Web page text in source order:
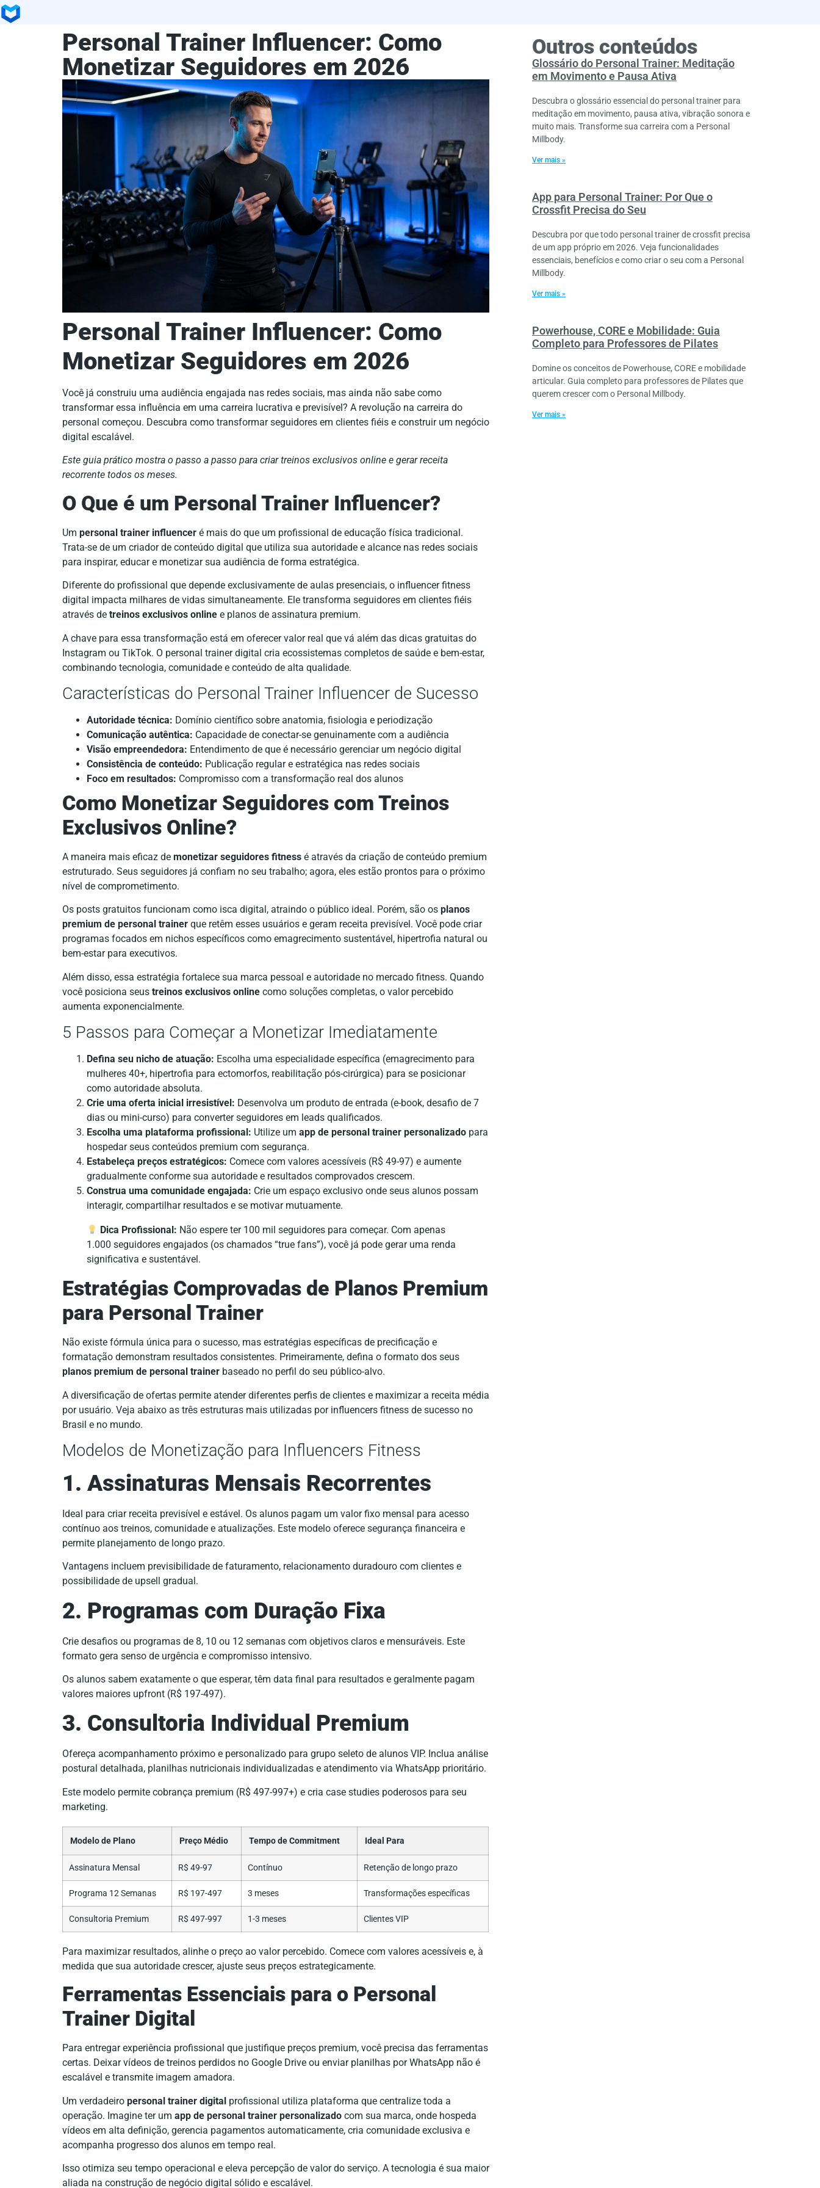
Personal Trainer Influencer: Como
Monetizar Seguidores em 2026
Personal Trainer Influencer: Como
Monetizar Seguidores em 2026
Você já construiu uma audiência engajada nas redes sociais, mas ainda não sabe como
transformar essa influência em uma carreira lucrativa e previsível? A revolução na carreira do
personal começou. Descubra como transformar seguidores em clientes fiéis e construir um negócio
digital escalável.
Este guia prático mostra o passo a passo para criar treinos exclusivos online e gerar receita
recorrente todos os meses.
O Que é um Personal Trainer Influencer?
Um personal trainer influencer é mais do que um profissional de educação física tradicional.
Trata-se de um criador de conteúdo digital que utiliza sua autoridade e alcance nas redes sociais
para inspirar, educar e monetizar sua audiência de forma estratégica.
Diferente do profissional que depende exclusivamente de aulas presenciais, o influencer fitness
digital impacta milhares de vidas simultaneamente. Ele transforma seguidores em clientes fiéis
através de treinos exclusivos online e planos de assinatura premium.
A chave para essa transformação está em oferecer valor real que vá além das dicas gratuitas do
Instagram ou TikTok. O personal trainer digital cria ecossistemas completos de saúde e bem-estar,
combinando tecnologia, comunidade e conteúdo de alta qualidade.
Características do Personal Trainer Influencer de Sucesso
Autoridade técnica: Domínio científico sobre anatomia, fisiologia e periodização
Comunicação autêntica: Capacidade de conectar-se genuinamente com a audiência
Visão empreendedora: Entendimento de que é necessário gerenciar um negócio digital
Consistência de conteúdo: Publicação regular e estratégica nas redes sociais
Foco em resultados: Compromisso com a transformação real dos alunos
Como Monetizar Seguidores com Treinos
Exclusivos Online?
A maneira mais eficaz de monetizar seguidores fitness é através da criação de conteúdo premium
estruturado. Seus seguidores já confiam no seu trabalho; agora, eles estão prontos para o próximo
nível de comprometimento.
Os posts gratuitos funcionam como isca digital, atraindo o público ideal. Porém, são os planos
premium de personal trainer que retêm esses usuários e geram receita previsível. Você pode criar
programas focados em nichos específicos como emagrecimento sustentável, hipertrofia natural ou
bem-estar para executivos.
Além disso, essa estratégia fortalece sua marca pessoal e autoridade no mercado fitness. Quando
você posiciona seus treinos exclusivos online como soluções completas, o valor percebido
aumenta exponencialmente.
5 Passos para Começar a Monetizar Imediatamente
Defina seu nicho de atuação: Escolha uma especialidade específica (emagrecimento para
mulheres 40+, hipertrofia para ectomorfos, reabilitação pós-cirúrgica) para se posicionar
como autoridade absoluta.
Crie uma oferta inicial irresistível: Desenvolva um produto de entrada (e-book, desafio de 7
dias ou mini-curso) para converter seguidores em leads qualificados.
Escolha uma plataforma profissional: Utilize um app de personal trainer personalizado para
hospedar seus conteúdos premium com segurança.
Estabeleça preços estratégicos: Comece com valores acessíveis (R$ 49-97) e aumente
gradualmente conforme sua autoridade e resultados comprovados crescem.
Construa uma comunidade engajada: Crie um espaço exclusivo onde seus alunos possam
interagir, compartilhar resultados e se motivar mutuamente.
Dica Profissional: Não espere ter 100 mil seguidores para começar. Com apenas
1.000 seguidores engajados (os chamados “true fans”), você já pode gerar uma renda
significativa e sustentável.
Estratégias Comprovadas de Planos Premium
para Personal Trainer
Não existe fórmula única para o sucesso, mas estratégias específicas de precificação e
formatação demonstram resultados consistentes. Primeiramente, defina o formato dos seus
planos premium de personal trainer baseado no perfil do seu público-alvo.
A diversificação de ofertas permite atender diferentes perfis de clientes e maximizar a receita média
por usuário. Veja abaixo as três estruturas mais utilizadas por influencers fitness de sucesso no
Brasil e no mundo.
Modelos de Monetização para Influencers Fitness
1. Assinaturas Mensais Recorrentes
Ideal para criar receita previsível e estável. Os alunos pagam um valor fixo mensal para acesso
contínuo aos treinos, comunidade e atualizações. Este modelo oferece segurança financeira e
permite planejamento de longo prazo.
Vantagens incluem previsibilidade de faturamento, relacionamento duradouro com clientes e
possibilidade de upsell gradual.
2. Programas com Duração Fixa
Crie desafios ou programas de 8, 10 ou 12 semanas com objetivos claros e mensuráveis. Este
formato gera senso de urgência e compromisso intensivo.
Os alunos sabem exatamente o que esperar, têm data final para resultados e geralmente pagam
valores maiores upfront (R$ 197-497).
3. Consultoria Individual Premium
Ofereça acompanhamento próximo e personalizado para grupo seleto de alunos VIP. Inclua análise
postural detalhada, planilhas nutricionais individualizadas e atendimento via WhatsApp prioritário.
Este modelo permite cobrança premium (R$ 497-997+) e cria case studies poderosos para seu
marketing.
Modelo de Plano Preço Médio Tempo de Commitment Ideal Para
Assinatura Mensal R$ 49-97 Contínuo Retenção de longo prazo
Programa 12 Semanas R$ 197-497 3 meses Transformações específicas
Consultoria Premium R$ 497-997 1-3 meses Clientes VIP
Para maximizar resultados, alinhe o preço ao valor percebido. Comece com valores acessíveis e, à
medida que sua autoridade crescer, ajuste seus preços estrategicamente.
Ferramentas Essenciais para o Personal
Trainer Digital
Para entregar experiência profissional que justifique preços premium, você precisa das ferramentas
certas. Deixar vídeos de treinos perdidos no Google Drive ou enviar planilhas por WhatsApp não é
escalável e transmite imagem amadora.
Um verdadeiro personal trainer digital profissional utiliza plataforma que centralize toda a
operação. Imagine ter um app de personal trainer personalizado com sua marca, onde hospeda
vídeos em alta definição, gerencia pagamentos automaticamente, cria comunidade exclusiva e
acompanha progresso dos alunos em tempo real.
Isso otimiza seu tempo operacional e eleva percepção de valor do serviço. A tecnologia é sua maior
aliada na construção de negócio digital sólido e escalável.
Outros conteúdos
Glossário do Personal Trainer: Meditação
em Movimento e Pausa Ativa
Descubra o glossário essencial do personal trainer para
meditação em movimento, pausa ativa, vibração sonora e
muito mais. Transforme sua carreira com a Personal
Millbody.
Ver mais »
App para Personal Trainer: Por Que o
Crossfit Precisa do Seu
Descubra por que todo personal trainer de crossfit precisa
de um app próprio em 2026. Veja funcionalidades
essenciais, benefícios e como criar o seu com a Personal
Millbody.
Ver mais »
Powerhouse, CORE e Mobilidade: Guia
Completo para Professores de Pilates
Domine os conceitos de Powerhouse, CORE e mobilidade
articular. Guia completo para professores de Pilates que
querem crescer com o Personal Millbody.
Ver mais »